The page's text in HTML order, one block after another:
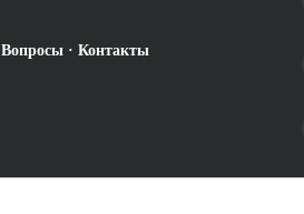
Вопросы · Контакты